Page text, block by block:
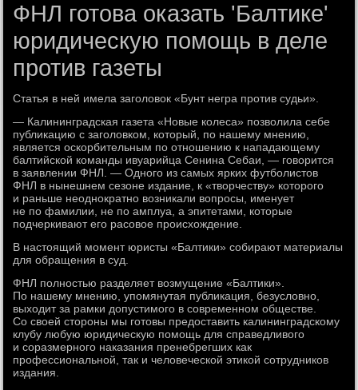
ФНЛ готова оказать 'Балтике'
юридическую помощь в деле
против газеты
Статья в ней имела заголовок «Бунт негра против судьи».
— Калининградская газета «Новые колеса» позволила себе
публикацию с заголовком, который, по нашему мнению,
является оскорбительным по отношению к нападающему
балтийской команды ивуарийца Сенина Себаи, — говорится
в заявлении ФНЛ. — Одного из самых ярких футболистов
ФНЛ в нынешнем сезоне издание, к «творчеству» которого
и раньше неоднократно возникали вопросы, именует
не по фамилии, не по амплуа, а эпитетами, которые
подчеркивают его расовое происхождение.
В настоящий момент юристы «Балтики» собирают материалы
для обращения в суд.
ФНЛ полностью разделяет возмущение «Балтики».
По нашему мнению, упомянутая публикация, безусловно,
выходит за рамки допустимого в современном обществе.
Со своей стороны мы готовы предоставить калининградскому
клубу любую юридическую помощь для справедливого
и соразмерного наказания пренебрегших как
профессиональной, так и человеческой этикой сотрудников
издания.